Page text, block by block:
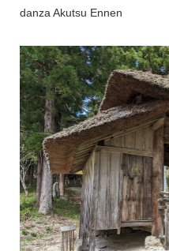
danza Akutsu Ennen